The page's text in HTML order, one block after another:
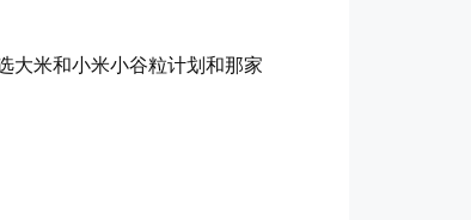
大米和小米小谷粒计划和那家